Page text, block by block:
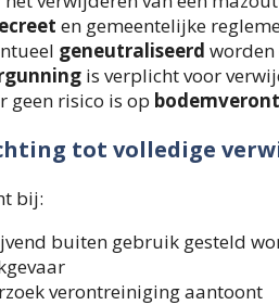
en gemeentelijke
geneutraliseerd worden
is verplicht voor
geen risico is op
tot volledige
bij:
buiten gebruik gesteld
verontreiniging aantoont